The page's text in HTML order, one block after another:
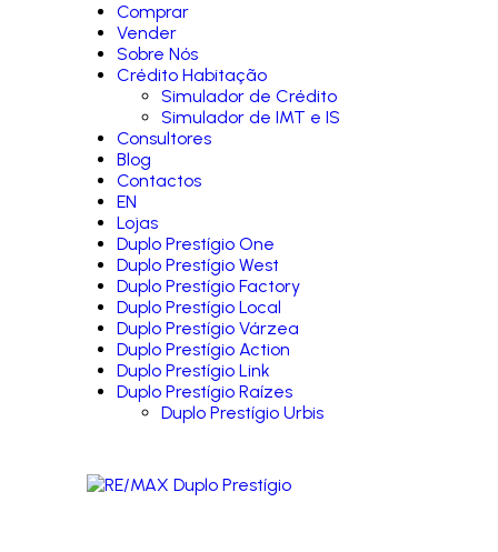
Comprar
Vender
Sobre Nós
Crédito Habitação
Simulador de Crédito
Simulador de IMT e IS
Consultores
Blog
Contactos
EN
Lojas
Duplo Prestígio One
Duplo Prestígio West
Duplo Prestígio Factory
Duplo Prestígio Local
Duplo Prestígio Várzea
Duplo Prestígio Action
Duplo Prestígio Link
Duplo Prestígio Raízes
Duplo Prestígio Urbis